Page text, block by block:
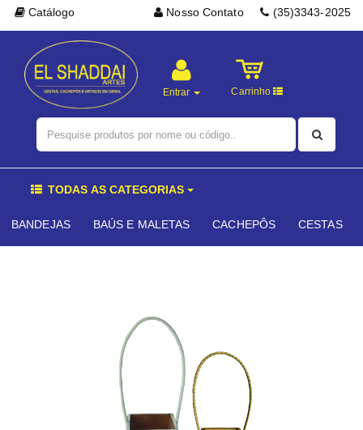
Nosso Contato (35)3343-2025
Catálogo
Entrar Carrinho
TODAS AS CATEGORIAS
BANDEJAS BAÚS E MALETAS CACHEPÔS CESTAS